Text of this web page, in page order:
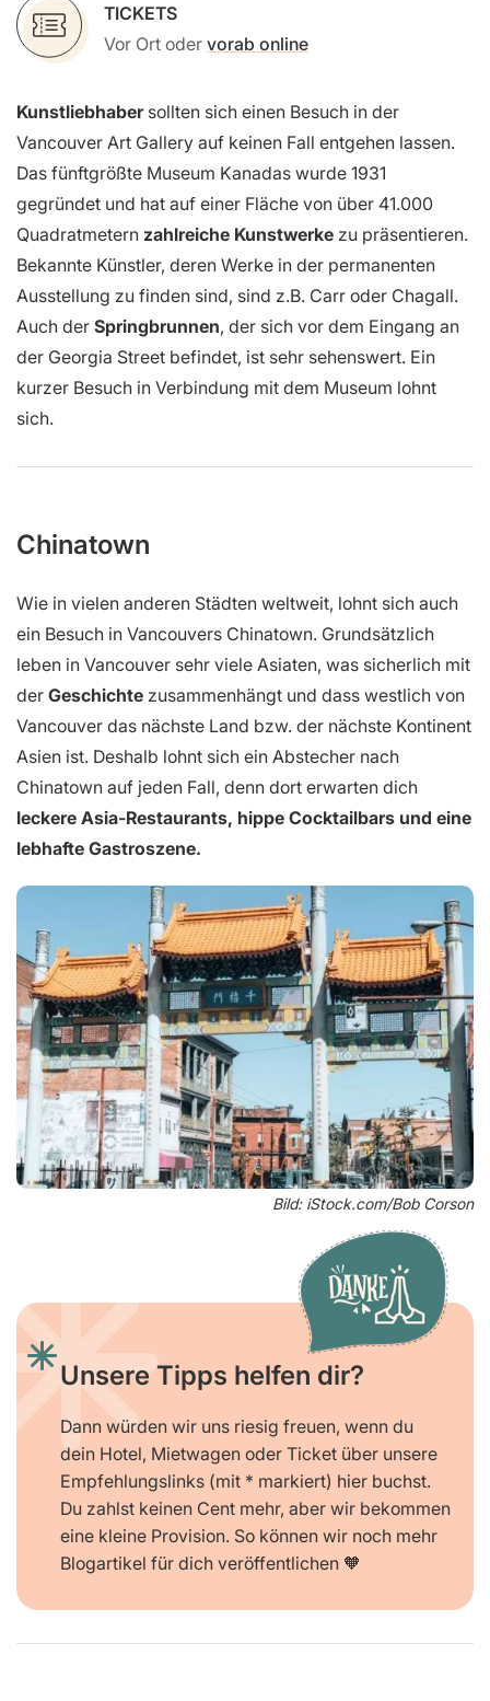
TICKETS
Vor Ort oder vorab online
Kunstliebhabersollten sich einen Besuch in der
Vancouver Art Gallery auf keinen Fall entgehen lassen.
Das fünftgrößte Museum Kanadas wurde 1931
gegründet und hat auf einer Fläche von über 41.000
Quadratmetern zahlreiche Kunstwerke zu präsentieren.
Bekannte Künstler, deren Werke in der permanenten
Ausstellung zu finden sind, sind z.B. Carr oder Chagall.
Auch der Springbrunnen, der sich vor dem Eingang an
der Georgia Street befindet, ist sehr sehenswert. Ein
kurzer Besuch in Verbindung mit dem Museum lohnt
sich.
Chinatown
Wie in vielen anderen Städten weltweit, lohnt sich auch
ein Besuch in Vancouvers Chinatown. Grundsätzlich
leben in Vancouver sehr viele Asiaten, was sicherlich mit
der Geschichte zusammenhängt und dass westlich von
Vancouver das nächste Land bzw. der nächste Kontinent
Asien ist. Deshalb lohnt sich ein Abstecher nach
Chinatown auf jeden Fall, denn dort erwarten dich
leckere Asia-Restaurants, hippe Cocktailbars und eine
lebhafte Gastroszene.
Bild: iStock.com/Bob Corson
Unsere Tipps helfen dir?
Dann würden wir uns riesig freuen, wenn du
dein Hotel, Mietwagen oder Ticket über unsere
Empfehlungslinks (mit * markiert) hier buchst.
Du zahlst keinen Cent mehr, aber wir bekommen
eine kleine Provision. So können wir noch mehr
Blogartikel für dich veröffentlichen 🧡